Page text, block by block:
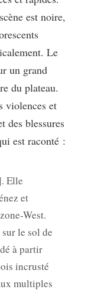
est noire,
Le
un grand
du plateau.
violences et
des blessures
est raconté :
Elle
et
West.
le sol de
à partir
incrusté
multiples